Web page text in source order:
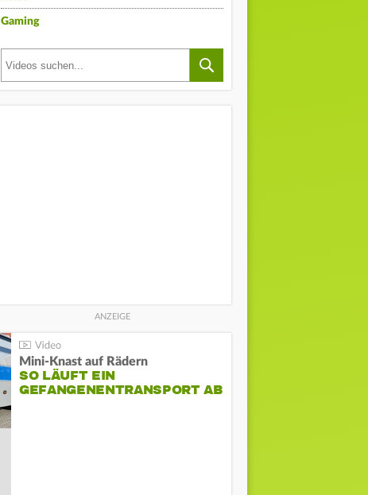
Gaming
Mini-Knast auf Rädern
SO LÄUFT EIN
GEFANGENENTRANSPORT AB